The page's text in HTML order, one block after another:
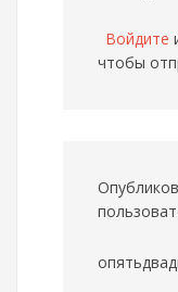
Войдите
чтобы